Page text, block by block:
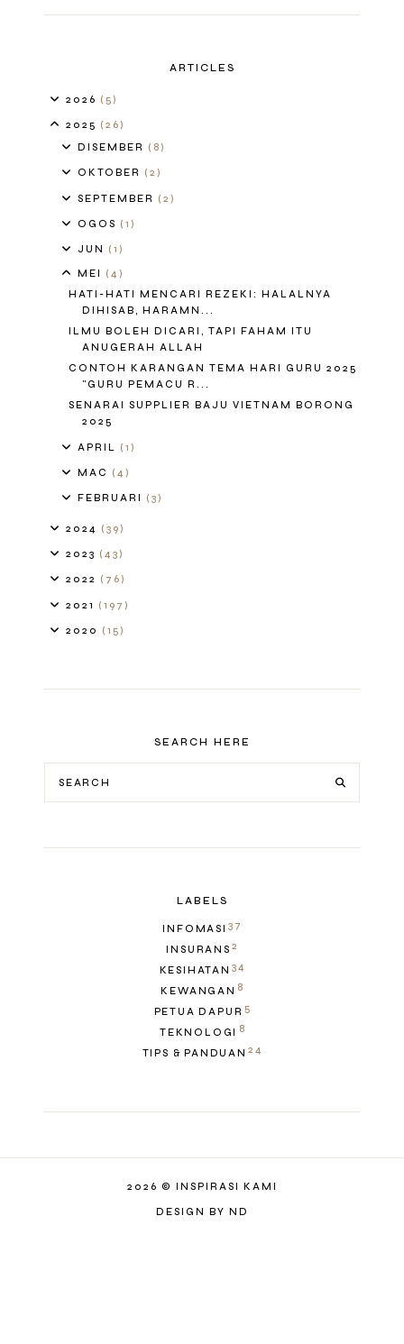
ARTICLES
2026 (5)
2025 (26)
DISEMBER (8)
OKTOBER (2)
SEPTEMBER (2)
OGOS (1)
JUN (1)
MEI (4)
HATI-HATI MENCARI REZEKI: HALALNYA
DIHISAB, HARAMN...
ILMU BOLEH DICARI, TAPI FAHAM ITU
ANUGERAH ALLAH
CONTOH KARANGAN TEMA HARI GURU 2025
"GURU PEMACU R...
SENARAI SUPPLIER BAJU VIETNAM BORONG
2025
APRIL (1)
MAC (4)
FEBRUARI (3)
2024 (39)
2023 (43)
2022 (76)
2021 (197)
2020 (15)
SEARCH HERE
LABELS
INFOMASI 37
INSURANS 2
KESIHATAN 34
KEWANGAN 8
PETUA DAPUR 5
TEKNOLOGI 8
TIPS & PANDUAN 24
2026 © INSPIRASI KAMI
DESIGN BY ND